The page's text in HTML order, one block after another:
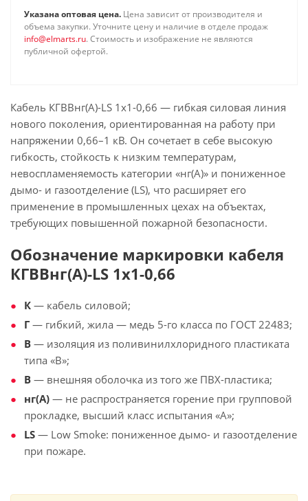
Указана оптовая цена. Цена зависит от производителя и
объема закупки. Уточните цену и наличие в отделе продаж
info@elmarts.ru. Стоимость и изображение не являются
публичной офертой.
Кабель КГВВнг(А)-LS 1х1-0,66 — гибкая силовая линия
нового поколения, ориентированная на работу при
напряжении 0,66–1 кВ. Он сочетает в себе высокую
гибкость, стойкость к низким температурам,
невоспламеняемость категории «нг(А)» и пониженное
дымо- и газоотделение (LS), что расширяет его
применение в промышленных цехах на объектах,
требующих повышенной пожарной безопасности.
Обозначение маркировки кабеля
КГВВнг(А)-LS 1х1-0,66
К — кабель силовой;
Г — гибкий, жила — медь 5-го класса по ГОСТ 22483;
В — изоляция из поливинилхлоридного пластиката
типа «В»;
В — внешняя оболочка из того же ПВХ-пластика;
нг(А) — не распространяется горение при групповой
прокладке, высший класс испытания «А»;
LS — Low Smoke: пониженное дымо- и газоотделение
при пожаре.